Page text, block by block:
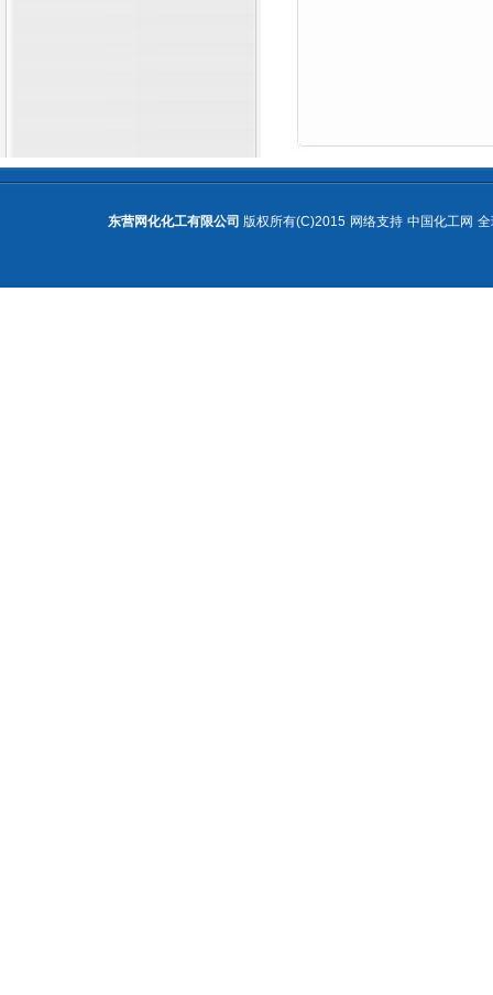
东营网化化工有限公司版权所有(C)2015 网络支持 中国化工网